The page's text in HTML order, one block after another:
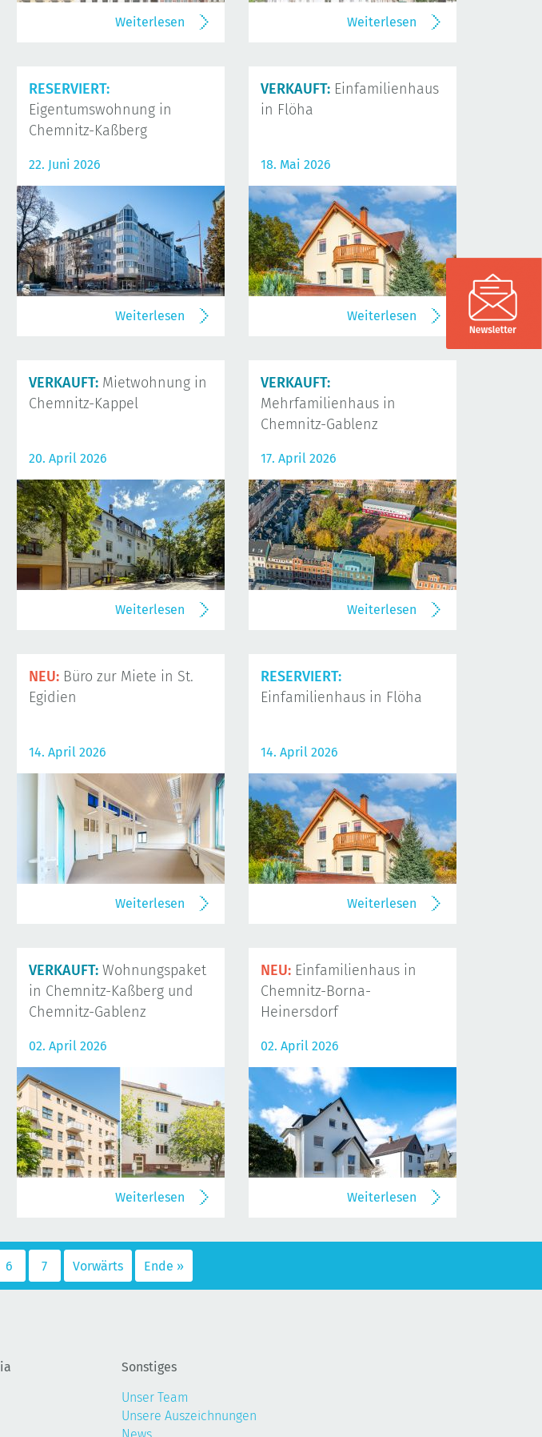
Weiterlesen Weiterlesen
RESERVIERT:
Eigentumswohnung in
Chemnitz-Kaßberg
22. Juni 2026
Weiterlesen
VERKAUFT: Einfamilienhaus
in Flöha
18. Mai 2026
Weiterlesen
VERKAUFT: Mietwohnung in
Chemnitz-Kappel
20. April 2026
Weiterlesen
VERKAUFT:
Mehrfamilienhaus in
Chemnitz-Gablenz
17. April 2026
Weiterlesen
NEU: Büro zur Miete in St.
Egidien
14. April 2026
Weiterlesen
RESERVIERT:
Einfamilienhaus in Flöha
14. April 2026
Weiterlesen
VERKAUFT: Wohnungspaket
in Chemnitz-Kaßberg und
Chemnitz-Gablenz
02. April 2026
Weiterlesen
NEU: Einfamilienhaus in
Chemnitz-Borna-
Heinersdorf
02. April 2026
Weiterlesen
6 7 Vorwärts Ende »
Sonstiges
Unser Team
Unsere Auszeichnungen